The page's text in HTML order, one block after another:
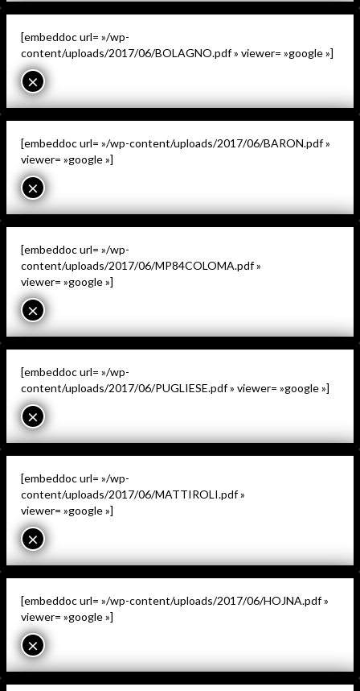
[embeddoc url= »/wp-
content/uploads/2017/06/BOLAGNO.pdf » viewer= »google »]
×
[embeddoc url= »/wp-content/uploads/2017/06/BARON.pdf »
viewer= »google »]
×
[embeddoc url= »/wp-
content/uploads/2017/06/MP84COLOMA.pdf »
viewer= »google »]
×
[embeddoc url= »/wp-
content/uploads/2017/06/PUGLIESE.pdf » viewer= »google »]
×
[embeddoc url= »/wp-
content/uploads/2017/06/MATTIROLI.pdf »
viewer= »google »]
×
[embeddoc url= »/wp-content/uploads/2017/06/HOJNA.pdf »
viewer= »google »]
×